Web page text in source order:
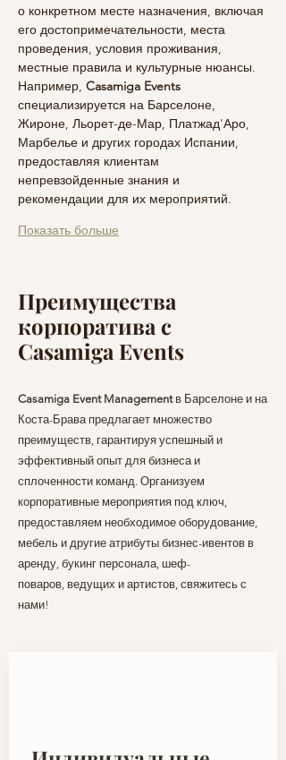
о конкретном месте назначения, включая
его достопримечательности, места
проведения, условия проживания,
местные правила и культурные нюансы.
Например, Casamiga Events
специализируется на Барселоне,
Жироне, Льорет-де-Мар, Платжад'Аро,
Марбелье и других городах Испании,
предоставляя клиентам
непревзойденные знания и
рекомендации для их мероприятий.
Показать больше
Преимущества
корпоратива с
Casamiga Events
Casamiga Event Managementв Барселоне и на
Коста-Брава предлагает множество
преимуществ, гарантируя успешный и
эффективный опыт для бизнеса и
сплоченности команд. Организуем
корпоративные мероприятия под ключ,
предоставляем необходимое оборудование,
мебель и другие атрибуты бизнес-ивентов в
аренду, букинг персонала, шеф-
поваров, ведущих и артистов, свяжитесь с
нами!